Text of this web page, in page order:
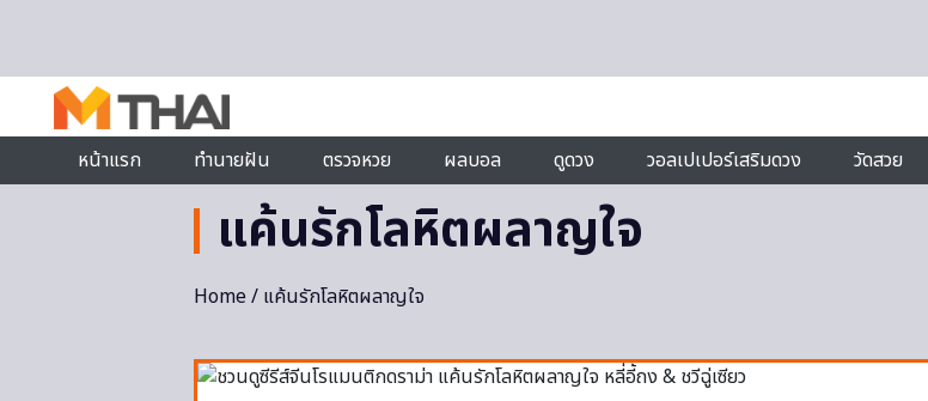
หน้าแรก
ทำนายฝัน ตรวจหวย ผลบอล ดูดวง วอลเปเปอร์เสริมดวง วัดสวย
แค้นรักโลหิตผลาญใจ
Home/ แค้นรักโลหิตผลาญใจ